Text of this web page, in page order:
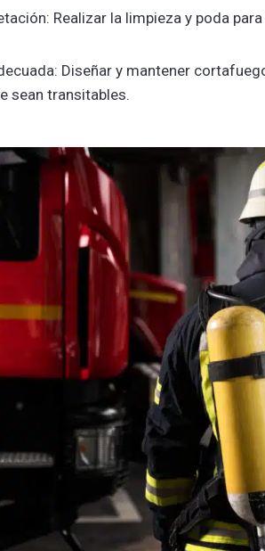
Realizar la limpieza y poda
Diseñar y mantener
sean transitables.